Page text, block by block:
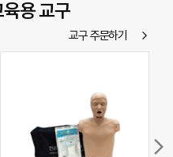
용 교구
교구 주문하기 arrow_forward_ios
arrow_forward_ios